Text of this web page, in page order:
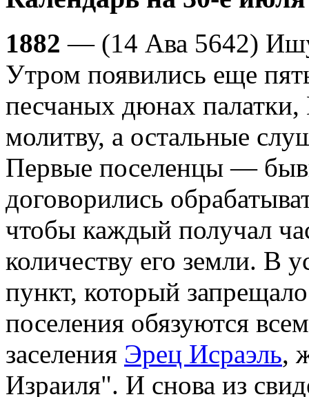
1882 — (14 Ава 5642)
Утром появились еще
песчаных дюнах
молитву, а остальные
Первые поселенцы —
договорились
чтобы каждый получал
количеству его земли. В
пункт, который
поселения обязуются
заселения Эрец Исраэль,
Израиля". И снова из